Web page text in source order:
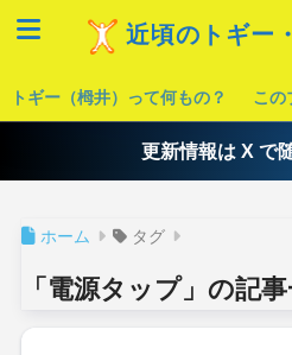
近頃のトギー
トギー（栂井）って何もの？ この
更新情報は X で
ホーム タグ
「電源タップ」の記